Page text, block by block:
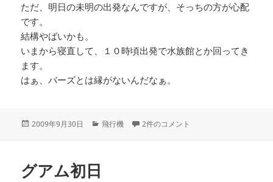
ただ、明日の未明の出発なんですが、そっちの方が心配
です。
結構やばいかも。
いまから寝直して、１０時頃出発で水族館とか回ってき
ます。
はぁ、バーズとは縁がないんだなぁ。
投
2009年9月30日
カ
飛行機 エアショーキャンセル への
2件のコメント
グアム初日